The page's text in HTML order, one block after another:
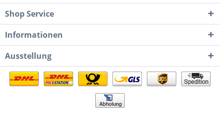
Shop Service
Informationen
Ausstellung